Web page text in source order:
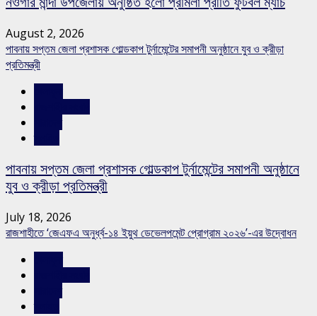
August 2, 2026
পাবনায় সপ্তম জেলা প্রশাসক গোল্ডকাপ টুর্নামেন্টের সমাপনী অনুষ্ঠানে যুব ও ক্রীড়া
প্রতিমন্ত্রী
পাবনায় সপ্তম জেলা প্রশাসক গোল্ডকাপ টুর্নামেন্টের সমাপনী অনুষ্ঠানে
যুব ও ক্রীড়া প্রতিমন্ত্রী
July 18, 2026
রাজশাহীতে ‘জেএফএ অনুর্ধ্ব-১৪ ইয়ুথ ডেভেলপমেন্ট প্রোগ্রাম ২০২৬’-এর উদ্বোধন